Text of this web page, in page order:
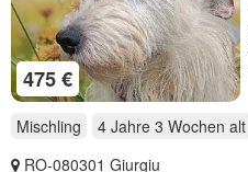
475 €
Mischling 4 Jahre 3 Wochen alt
RO-080301 Giurgiu